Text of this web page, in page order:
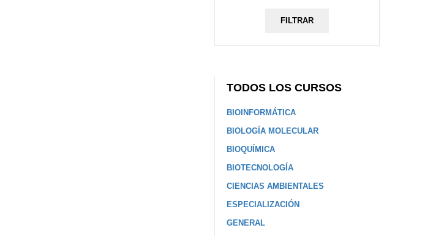
FILTRAR
TODOS LOS CURSOS
BIOINFORMÁTICA
BIOLOGÍA MOLECULAR
BIOQUÍMICA
BIOTECNOLOGÍA
CIENCIAS AMBIENTALES
ESPECIALIZACIÓN
GENERAL